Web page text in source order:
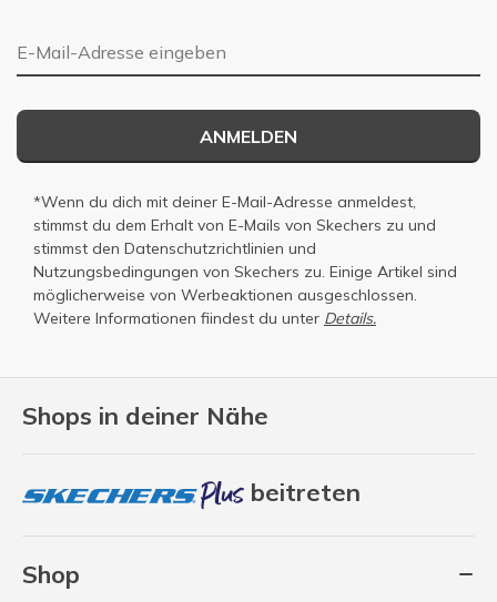
Shops in deiner Nähe
beitreten
Shop
E-Mail-Adresse
ANMELDEN
*Wenn du dich mit deiner E-Mail-Adresse anmeldest,
stimmst du dem Erhalt von E-Mails von Skechers zu und
stimmst den Datenschutzrichtlinien und
Nutzungsbedingungen von Skechers zu. Einige Artikel sind
möglicherweise von Werbeaktionen ausgeschlossen.
Weitere Informationen fiindest du unter Details.